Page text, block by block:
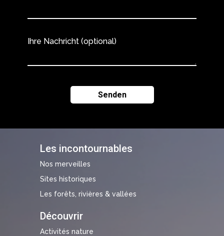
Les incontournables
Nos merveilles
Sites historiques
Les forêts, rivières & vallées
Découvrir
Activités nature
Ihre Nachricht (optional)